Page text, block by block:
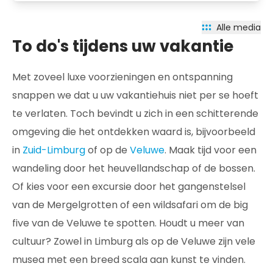
Alle media
To do's tijdens uw vakantie
Met zoveel luxe voorzieningen en ontspanning
snappen we dat u uw vakantiehuis niet per se hoeft
te verlaten. Toch bevindt u zich in een schitterende
omgeving die het ontdekken waard is, bijvoorbeeld
in Zuid-Limburgof op de Veluwe. Maak tijd voor een
wandeling door het heuvellandschap of de bossen.
Of kies voor een excursie door het gangenstelsel
van de Mergelgrotten of een wildsafari om de big
five van de Veluwe te spotten. Houdt u meer van
cultuur? Zowel in Limburg als op de Veluwe zijn vele
musea met een breed scala aan kunst te vinden.